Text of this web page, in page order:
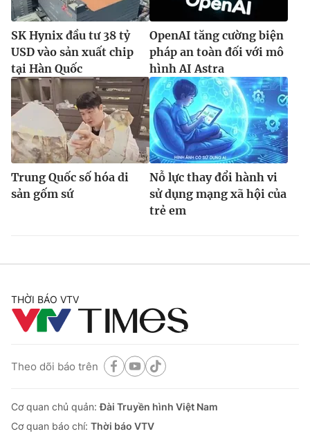
SK Hynix đầu tư 38 tỷ
USD vào sản xuất chip
tại Hàn Quốc
OpenAI tăng cường biện
pháp an toàn đối với mô
hình AI Astra
Trung Quốc số hóa di
sản gốm sứ
Nỗ lực thay đổi hành vi
sử dụng mạng xã hội của
trẻ em
THỜI BÁO VTV
Theo dõi báo trên
Cơ quan chủ quản:Đài Truyền hình Việt Nam
Cơ quan báo chí: Thời báo VTV